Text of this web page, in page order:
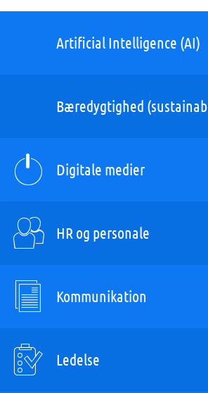
Artificial Intelligence (AI)
Bæredygtighed
Digitale medier
HR og personale
Kommunikation
Ledelse